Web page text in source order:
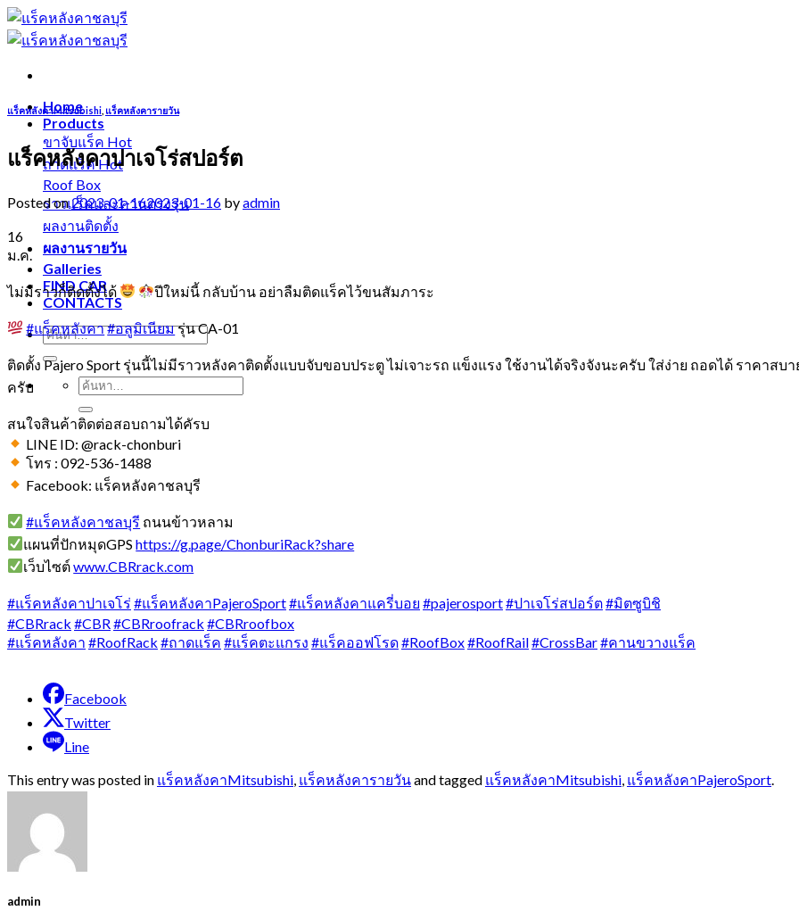
Skip
to
content
Home
Products
ขาจับแร็ค
ถาดแร็ค
Roof Box
ราวแร็คและคานตรงรุ่น
ผลงานติดตั้ง
ผลงานรายวัน
Galleries
FIND CAR
CONTACTS
แร็คหลังคาMitsubishi แร็คหลังคารายวัน
แร็คหลังคาปาเจโร่สปอร์ต
Posted on2023-01-162023-01-16 byadmin
16
ม.ค.
ไม่มีราวก็ติดตั้งได้ ปีใหม่นี้ กลับบ้าน อย่าลืมติดแร็คไว้ขนสัมภาระ
#แร็คหลังคา#อลูมิเนียมรุ่น CA-01
ติดตั้ง Pajero Sport รุ่นนี้ไม่มีราวหลังคาติดตั้งแบบจับขอบประตู ไม่เจาะรถ แข็งแรง ใช้งานได้จริงจังนะครับ ใส่ง่าย ถอดได้ ราคาส
ครับ
สนใจสินค้าติดต่อสอบถามได้คัรบ
LINE ID: @rack-chonburi
โทร : 092-536-1488
Facebook: แร็คหลังคาชลบุรี
#แร็คหลังคาชลบุรี ถนนข้าวหลาม
แผนที่ปักหมุดGPShttps://g.page/ChonburiRack?share
เว็บไซต์www.CBRrack.com
#แร็คหลังคาปาเจโร่ #แร็คหลังคาPajeroSport#แร็คหลังคาแครี่บอย #pajerosport#ปาเจโร่สปอร์ต#มิตซูบิชิ
#CBRrack #CBR#CBRroofrack #CBRroofbox
#แร็คหลังคา #RoofRack #ถาดแร็ค #แร็คตะแกรง #แร็คออฟโรด#RoofBox#RoofRail#CrossBar#คานขวางแร็ค
Facebook
Twitter
Line
This entry was posted in แร็คหลังคาMitsubishi, แร็คหลังคารายวันand tagged แร็คหลังคาMitsubishi, แร็คหลังคาPajeroSport.
admin